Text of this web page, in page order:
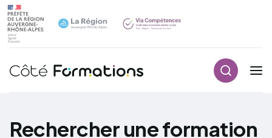
Navigation principale
Rechercher une formation